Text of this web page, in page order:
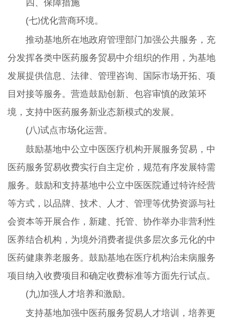
四、保障措施
(七)优化营商环境。
推动基地所在地政府管理部门加强公共服务，充
分发挥各类中医药服务贸易中介组织的作用，为基地
发展提供信息、法律、管理咨询、国际市场开拓、项
目对接等服务。营造鼓励创新、包容审慎的政策环
境，支持中医药服务新业态新模式的发展。
(八)试点市场化运营。
鼓励基地中公立中医医疗机构开展服务贸易，中
医药服务贸易收费实行自主定价，规范有序发展特需
服务。鼓励和支持基地中公立中医医院通过特许经营
等方式，以品牌、技术、人才、管理等优势资源与社
会资本等开展合作，新建、托管、协作举办非营利性
医养结合机构，为境外消费者提供多层次多元化的中
医药健康养老服务。鼓励基地在医疗机构治未病服务
项目纳入收费项目和确定收费标准等方面先行试点。
(九)加强人才培养和激励。
支持基地加强中医药服务贸易人才培训，培养更